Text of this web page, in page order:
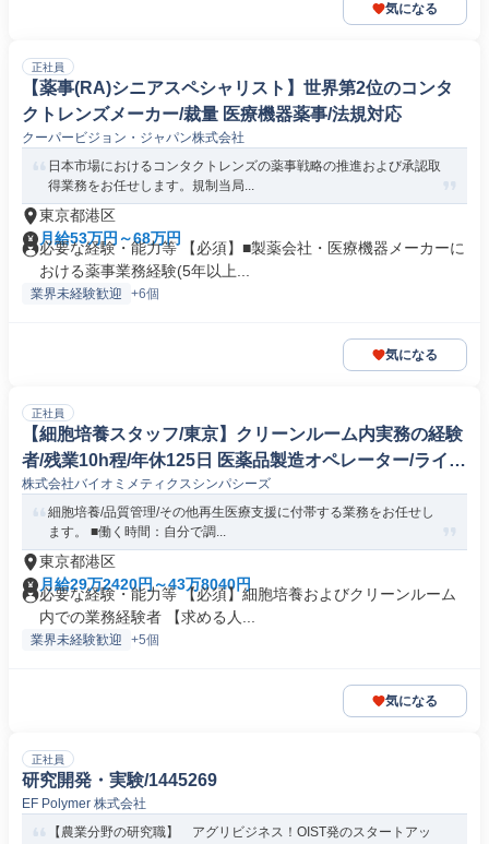
気になる
正社員
【薬事(RA)シニアスペシャリスト】世界第2位のコンタ
クトレンズメーカー/裁量 医療機器薬事/法規対応
クーパービジョン・ジャパン株式会社
日本市場におけるコンタクトレンズの薬事戦略の推進および承認取
得業務をお任せします。規制当局...
東京都港区
月給53万円～68万円
必要な経験・能力等 【必須】■製薬会社・医療機器メーカーに
おける薬事業務経験(5年以上...
業界未経験歓迎 +6個
気になる
正社員
【細胞培養スタッフ/東京】クリーンルーム内実務の経験
者/残業10h程/年休125日 医薬品製造オペレーター/ライン
マネージャー
株式会社バイオミメティクスシンパシーズ
細胞培養/品質管理/その他再生医療支援に付帯する業務をお任せし
ます。 ■働く時間：自分で調...
東京都港区
月給29万2420円～43万8040円
必要な経験・能力等 【必須】細胞培養およびクリーンルーム
内での業務経験者 【求める人...
業界未経験歓迎 +5個
気になる
正社員
研究開発・実験/1445269
EF Polymer 株式会社
【農業分野の研究職】 アグリビジネス！OIST発のスタートアッ